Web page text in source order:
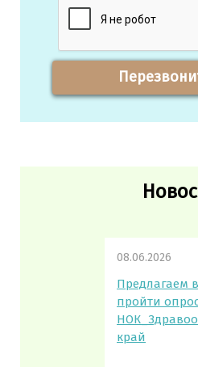
08.06.2026
Предлагаем
пройти
край